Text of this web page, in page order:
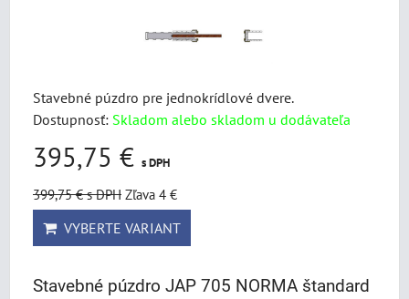
Stavebné púzdro pre jednokrídlové dvere.
Dostupnosť: Skladom alebo skladom u dodávateľa
395,75 € s DPH
399,75 €s DPH Zľava 4 €
VYBERTE VARIANT
Stavebné púzdro JAP 705 NORMA štandard